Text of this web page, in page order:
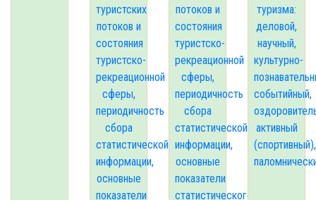
туристских
потоков и
состояния
туристско-
рекреационной
сферы,
периодичность
сбора
статистической
информации,
основные
показатели
потоков и
состояния
туристско-
рекреационной
сферы,
периодичность
сбора
статистической
информации,
основные
показатели
статистического
туризма:
деловой,
научный,
культурно-
событийный,
активный
(спортивный),